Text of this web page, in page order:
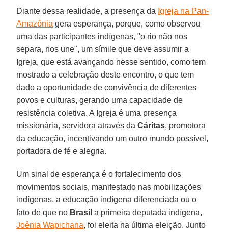
Diante dessa realidade, a presença da Igreja na Pan-
Amazônia gera esperança, porque, como observou
uma das participantes indígenas, "o rio não nos
separa, nos une", um símile que deve assumir a
Igreja, que está avançando nesse sentido, como tem
mostrado a celebração deste encontro, o que tem
dado a oportunidade de convivência de diferentes
povos e culturas, gerando uma capacidade de
resistência coletiva. A Igreja é uma presença
missionária, servidora através daCáritas, promotora
da educação, incentivando um outro mundo possível,
portadora de fé e alegria.
Um sinal de esperança é o fortalecimento dos
movimentos sociais, manifestado nas mobilizações
indígenas, a educação indígena diferenciada ou o
fato de que no Brasil a primeira deputada indígena,
Joênia Wapichana, foi eleita na última eleição. Junto